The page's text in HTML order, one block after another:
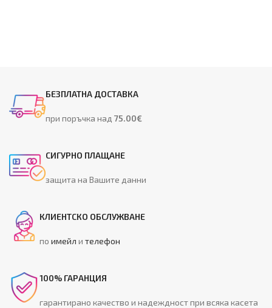
БЕЗПЛАТНА ДОСТАВКА
при поръчка над75.00€
СИГУРНО ПЛАЩАНЕ
защита на Вашите данни
КЛИЕНТСКО ОБСЛУЖВАНЕ
поимейл ителефон
100% ГАРАНЦИЯ
гарантирано качество и надеждност при всяка касета